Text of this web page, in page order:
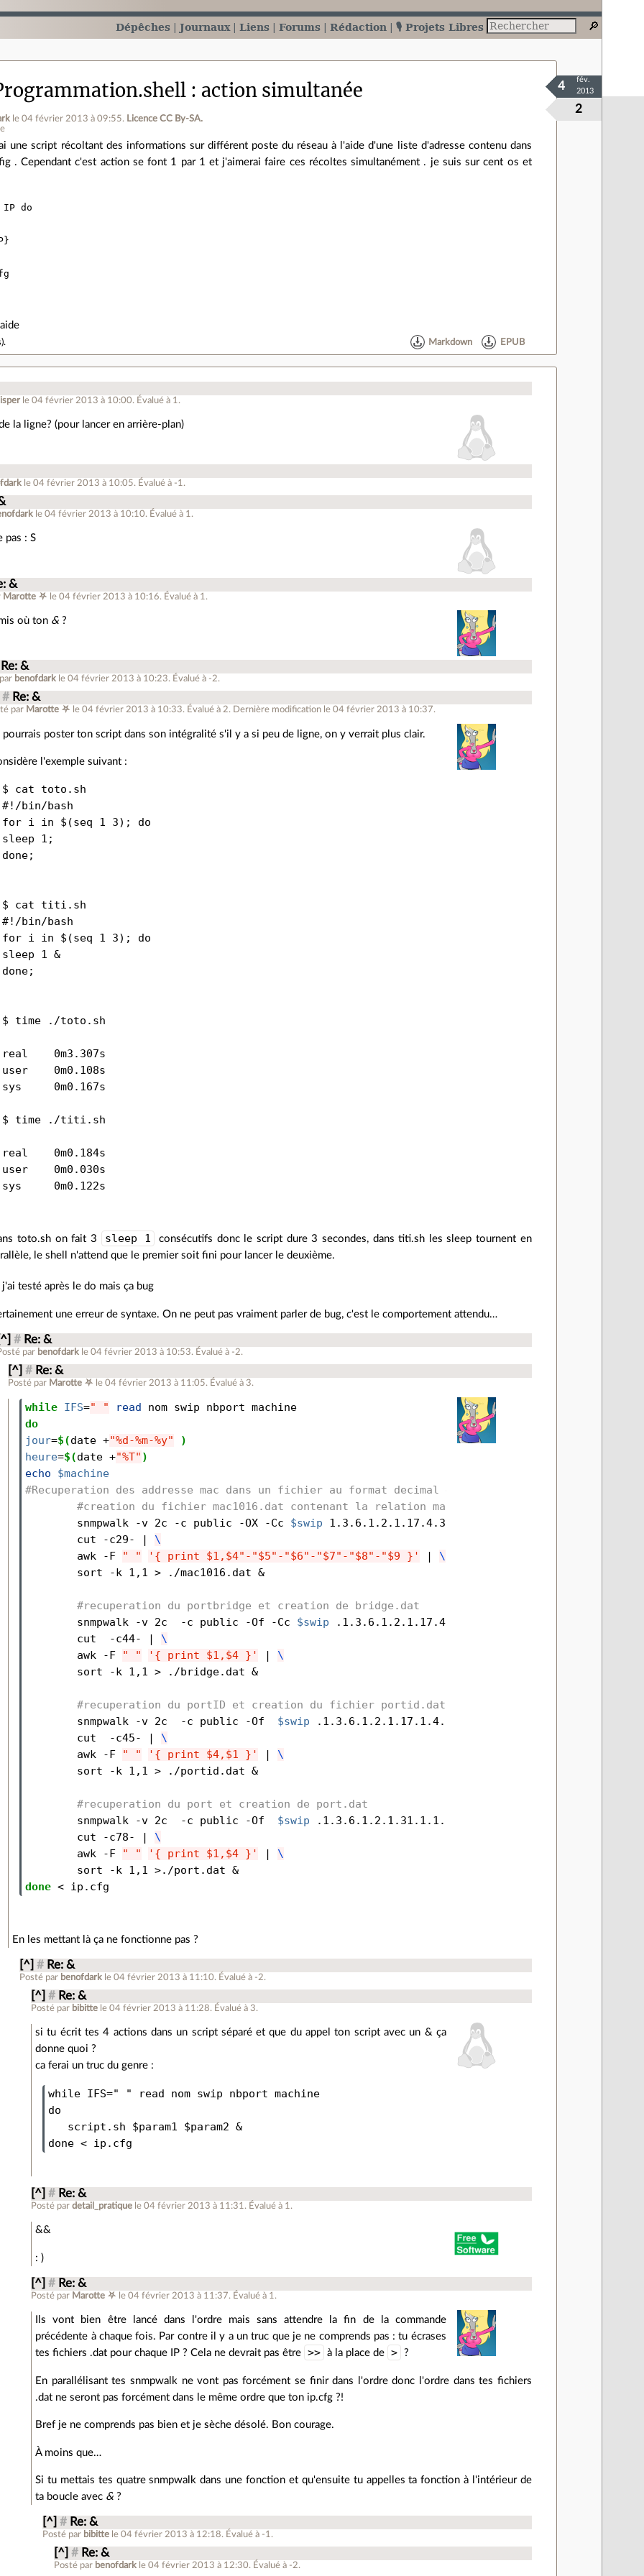
Dépêches Journaux Liens Forums Rédaction 🎙️ Projets Libres
action simultanée
le 04 février 2013 à 09:55. Licence CC By‑SA.
2
4
fév.
2013
une script récoltant des informations sur différent poste du réseau à l'aide d'une liste d'adresse contenu dans
. Cependant c'est action se font 1 par 1 et j'aimerai faire ces récoltes simultanément . je suis sur cent os et
IP do
). Markdown EPUB
le 04 février 2013 à 10:00. Évalué à 1 .
la ligne? (pour lancer en arrière-plan)
le 04 février 2013 à 10:05. Évalué à -1 .
le 04 février 2013 à 10:10. Évalué à 1 .
pas : S
&
Marotte ⛧ le 04 février 2013 à 10:16. Évalué à 1 .
où ton & ?
Re: &
benofdark le 04 février 2013 à 10:23. Évalué à -2.
# Re: &
par Marotte ⛧ le 04 février 2013 à 10:33. Évalué à 2. Dernière modification le 04 février 2013 à 10:37.
pourrais poster ton script dans son intégralité s'il y a si peu de ligne, on y verrait plus clair.
l'exemple suivant :
$ cat toto.sh
#!/bin/bash
for i in $(seq 1 3); do
sleep 1;
done;
$ cat titi.sh
#!/bin/bash
for i in $(seq 1 3); do
sleep 1 &
done;
$ time ./toto.sh
real    0m3.307s
user    0m0.108s
sys     0m0.167s
$ time ./titi.sh
real    0m0.184s
user    0m0.030s
toto.sh on fait 3 sleep 1
consécutifs donc le script dure 3 secondes, dans titi.sh les sleep tournent en
le shell n'attend que le premier soit fini pour lancer le deuxième.
j'ai testé après le do mais ça bug
une erreur de syntaxe. On ne peut pas vraiment parler de bug, c'est le comportement attendu…
# Re: &
par benofdark le 04 février 2013 à 10:53. Évalué à -2.
[^] # Re: &
Posté par Marotte ⛧ le 04 février 2013 à 11:05. Évalué à 3.
while IFS=" " read
do
jour=$(date +"%d-%m-%y"
)
heure=$(date +"%T" )
echo
$machine
#Recuperation des addresse mac dans un fichier au format decimal et hexa
#creation du fichier mac1016.dat contenant la relation mac hex / mac deci
        snmpwalk -v 2c -c public -OX -Cc
$swip 1.3.6.1.2.1.17.4.3.1.1 |
        cut -c29- |
\
        awk -F
" " '{ print $1,$4"-"$5"-"$6"-"$7"-"$8"-"$9 }' | \
        sort -k 1,1 > ./mac1016.dat &
#recuperation du portbridge et creation de bridge.dat
        snmpwalk -v 2c  -c public -Of -Cc
$swip .1.3.6.1.2.1.17.4.3.1.2 |
        cut  -c44- |
\
        awk -F
" " '{ print $1,$4 }' | \
        sort -k 1,1 > ./bridge.dat &
#recuperation du portID et creation du fichier portid.dat
        snmpwalk -v 2c  -c public -Of
$swip .1.3.6.1.2.1.17.1.4.1.2 |
        cut  -c45- |
\
        awk -F
" " '{ print $4,$1 }' | \
        sort -k 1,1 > ./portid.dat &
#recuperation du port et creation de port.dat
        snmpwalk -v 2c  -c public -Of
$swip .1.3.6.1.2.1.31.1.1.1.1 |
        cut -c78- |
\
        awk -F
" " '{ print $1,$4 }' | \
done
En les mettant là ça ne fonctionne pas ?
[^] # Re: &
Posté par benofdark le 04 février 2013 à 11:10. Évalué à -2.
[^] # Re: &
Posté par bibitte le 04 février 2013 à 11:28. Évalué à 3.
si tu écrit tes 4 actions dans un script séparé et que du appel ton script avec un & ça
donne quoi ?
ca ferai un truc du genre :
while IFS=" " read nom swip nbport machine
do
   script.sh $param1 $param2 &
[^] # Re: &
Posté pardetail_pratique le 04 février 2013 à 11:31 . Évalué à 1 .
&&
: )
[^] # Re: &
Posté par Marotte ⛧ le 04 février 2013 à 11:37. Évalué à 1 .
Ils vont bien être lancé dans l'ordre mais sans attendre la fin de la commande
précédente à chaque fois. Par contre il y a un truc que je ne comprends pas : tu écrases
tes fichiers .dat pour chaque IP ? Cela ne devrait pas être
>> à la place de > ?
En parallélisant tes snmpwalk ne vont pas forcément se finir dans l'ordre donc l'ordre dans tes fichiers
.dat ne seront pas forcément dans le même ordre que ton ip.cfg ?!
Bref je ne comprends pas bien et je sèche désolé. Bon courage.
À moins que…
Si tu mettais tes quatre snmpwalk dans une fonction et qu'ensuite tu appelles ta fonction à l'intérieur de
ta boucle avec & ?
[^] # Re: &
Posté par bibitte le 04 février 2013 à 12:18. Évalué à -1 .
[^] # Re: &
Posté par benofdark le 04 février 2013 à 12:30. Évalué à -2.